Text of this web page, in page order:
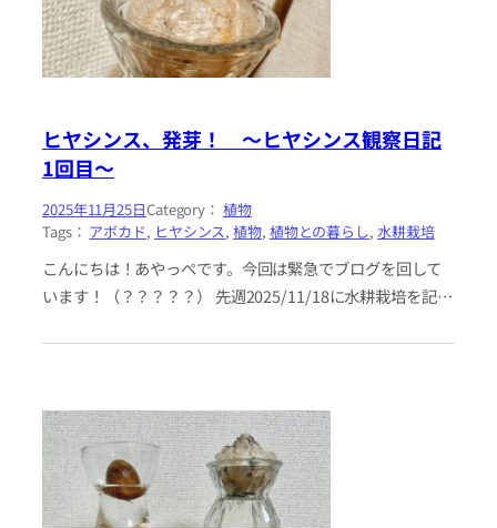
ヒヤシンス、発芽！ 〜ヒヤシンス観察日記
1回目〜
2025年11月25日Category： 植物
Tags： アボカド, ヒヤシンス, 植物, 植物との暮らし, 水耕栽培
こんにちは！あやっぺです。今回は緊急でブログを回して
います！（？？？？？） 先週2025/11/18に水耕栽培を記事
して、観察の…